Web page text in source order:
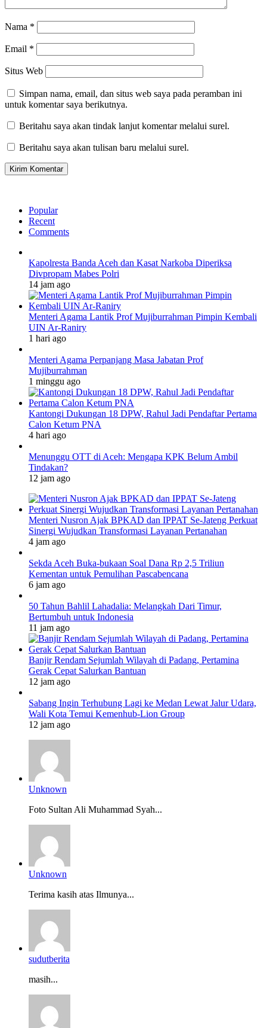
Nama *
Email *
Situs Web
Simpan nama, email, dan situs web saya pada peramban ini
untuk komentar saya berikutnya.
Beritahu saya akan tindak lanjut komentar melalui surel.
Beritahu saya akan tulisan baru melalui surel.
Popular
Recent
Comments
Kapolresta Banda Aceh dan Kasat Narkoba Diperiksa
Divpropam Mabes Polri
14 jam ago
Menteri Agama Lantik Prof Mujiburrahman Pimpin Kembali
UIN Ar-Raniry
1 hari ago
Menteri Agama Perpanjang Masa Jabatan Prof
Mujiburrahman
1 minggu ago
Kantongi Dukungan 18 DPW, Rahul Jadi Pendaftar Pertama
Calon Ketum PNA
4 hari ago
Menunggu OTT di Aceh: Mengapa KPK Belum Ambil
Tindakan?
12 jam ago
Menteri Nusron Ajak BPKAD dan IPPAT Se-Jateng Perkuat
Sinergi Wujudkan Transformasi Layanan Pertanahan
4 jam ago
Sekda Aceh Buka-bukaan Soal Dana Rp 2,5 Triliun
Kementan untuk Pemulihan Pascabencana
6 jam ago
50 Tahun Bahlil Lahadalia: Melangkah Dari Timur,
Bertumbuh untuk Indonesia
11 jam ago
Banjir Rendam Sejumlah Wilayah di Padang, Pertamina
Gerak Cepat Salurkan Bantuan
12 jam ago
Sabang Ingin Terhubung Lagi ke Medan Lewat Jalur Udara,
Wali Kota Temui Kemenhub-Lion Group
12 jam ago
Unknown
Foto Sultan Ali Muhammad Syah...
Unknown
Terima kasih atas Ilmunya...
sudutberita
masih...